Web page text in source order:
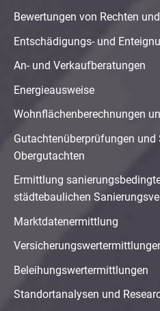
Bewertungen von Rechten
Entschädigungs- und
An- und Verkaufberatungen
Energieausweise
Wohnflächenberechnungen
Gutachtenüberprüfungen und
Obergutachten
Ermittlung
städtebaulichen
Marktdatenermittlung
Beleihungswertermittlungen
Standortanalysen und